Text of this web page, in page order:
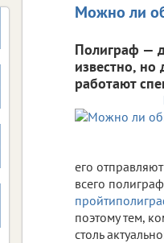
Можно ли
Полиграф —
известно, но
работают
его
всего
поэтому тем,
столь